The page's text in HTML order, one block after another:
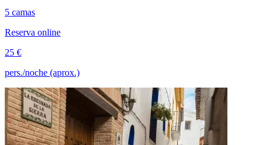
5 camas
Reserva online
25 €
pers./noche (aprox.)